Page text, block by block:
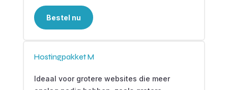
Bestel nu
Hostingpakket M
Ideaal voor grotere websites die meer